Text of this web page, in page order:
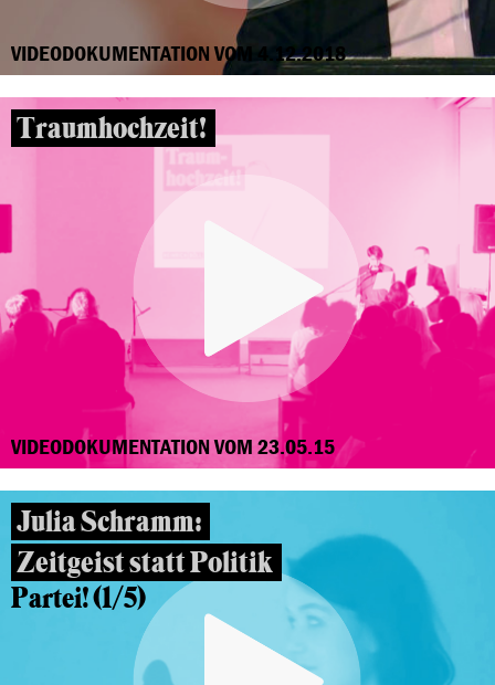
VIDEODOKUMENTATION VOM 4.12.2018
Traumhochzeit!
VIDEODOKUMENTATION VOM 23.05.15
Julia Schramm:
Zeitgeist statt Politik
Partei! (1/5)